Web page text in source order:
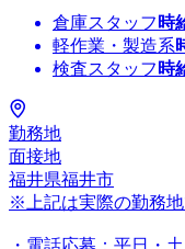
倉庫スタッフ 時
軽作業・製造系
検査スタッフ 時
勤務地
面接地
福井県福井市
※上記は実際の勤務
・電話応募：平日・